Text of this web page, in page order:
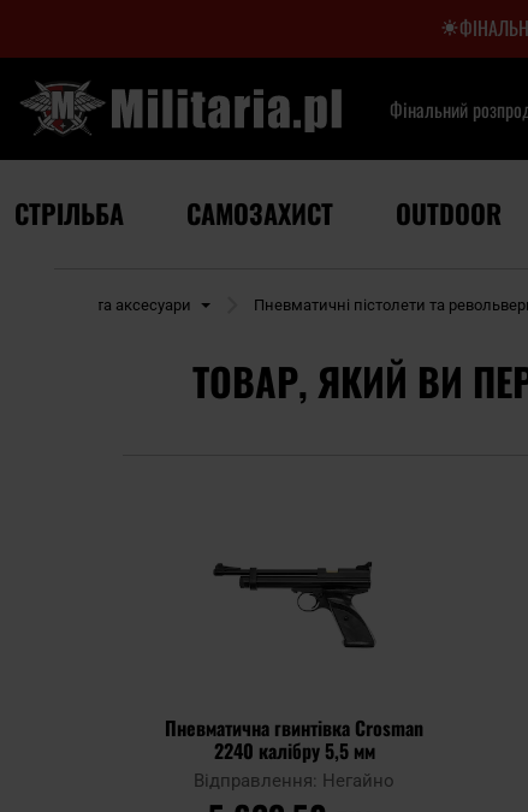
Фінальний
СТРІЛЬБА САМОЗАХИСТ OUTDOOR
зброя та аксесуари Пневматичні пістолети та
ТОВАР, ЯКИЙ ВИ
Пневматична гвинтівка Crosman
2240 калібру 5,5 мм
Відправлення: Негайно